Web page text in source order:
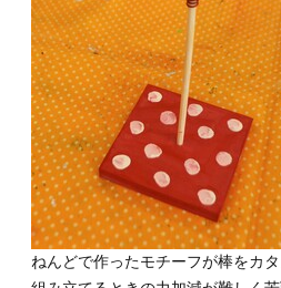
ねんどで作ったモチーフが棒をカ